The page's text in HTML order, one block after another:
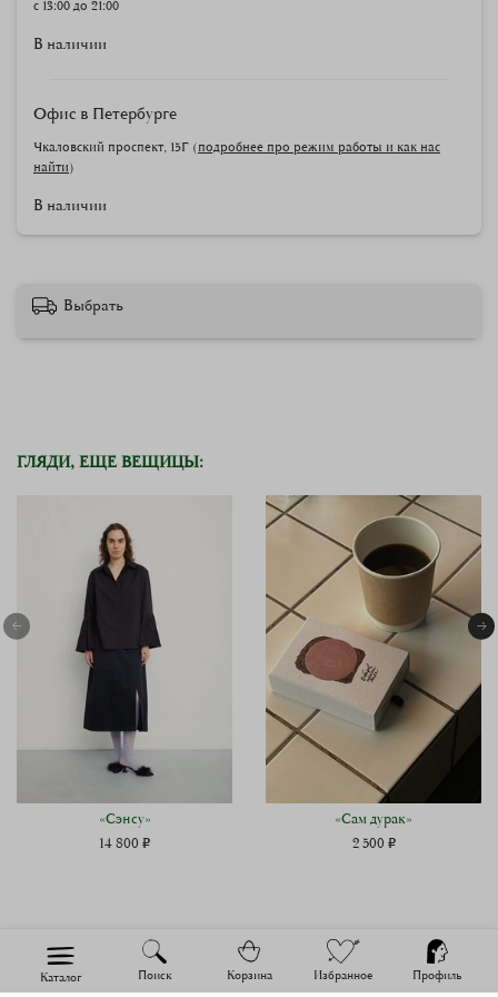
с 13:00 до 21:00
В наличии
Офис в Петербурге
Чкаловский проспект, 15Г (подробнее про режим работы и как нас
найти)
В наличии
Выбрать
ГЛЯДИ, ЕЩЕ ВЕЩИЦЫ:
«Сэнсу»
14 800 ₽
«Сам дурак»
2 500 ₽
Каталог Поиск Корзина Избранное Профиль